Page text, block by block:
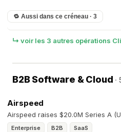
🔁 Aussi dans ce créneau · 3
↳ voir les 3 autres opérations
B2B Software & Cloud ·
Airspeed
Airspeed raises $20.0M Series A
Enterprise B2B SaaS